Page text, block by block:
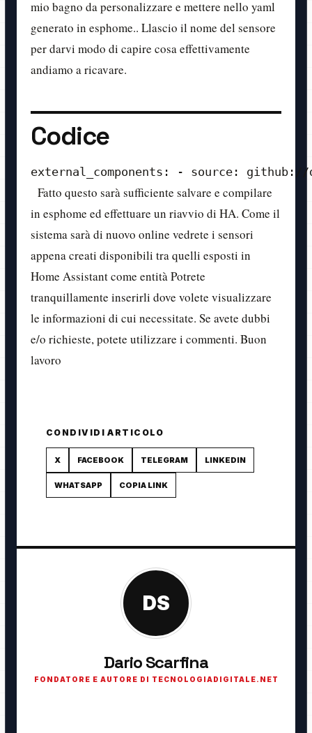
mio bagno da personalizzare e mettere nello yaml
generato in esphome.. Llascio il nome del sensore
per darvi modo di capire cosa effettivamente
andiamo a ricavare.
Codice
external_components: - source:
Fatto questo sarà sufficiente salvare e compilare
in esphome ed effettuare un riavvio di HA. Come il
sistema sarà di nuovo online vedrete i sensori
appena creati disponibili tra quelli esposti in
Home Assistant come entità Potrete
tranquillamente inserirli dove volete visualizzare
le informazioni di cui necessitate. Se avete dubbi
e/o richieste, potete utilizzare i commenti. Buon
lavoro
CONDIVIDI ARTICOLO
X FACEBOOK TELEGRAM LINKEDIN
WHATSAPP COPIA LINK
DS
Dario Scarfina
FONDATORE E AUTORE DI TECNOLOGIADIGITALE.NET